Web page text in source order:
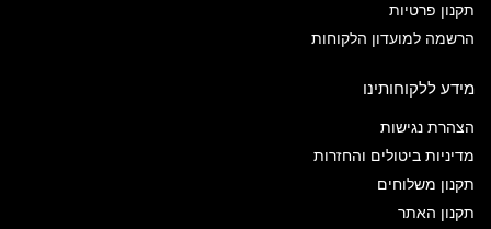
תקנון פרטיות
הרשמה למועדון הלקוחות
מידע ללקוחותינו
הצהרת נגישות
מדיניות ביטולים והחזרות
תקנון משלוחים
תקנון האתר